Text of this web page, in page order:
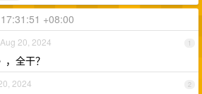
+08:00
1
Aug 20, 2024
，全干？
2
2024